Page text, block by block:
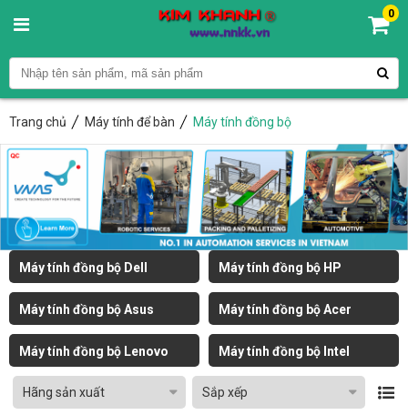
0
Trang chủ Máy tính để bàn Máy tính đồng bộ
Máy tính đồng bộ Dell Máy tính đồng bộ HP
Máy tính đồng bộ Asus Máy tính đồng bộ Acer
Máy tính đồng bộ Lenovo Máy tính đồng bộ Intel
Hãng sản xuất Sắp xếp